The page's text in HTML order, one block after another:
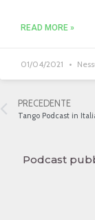
READ MORE »
01/04/2021
PRECEDENTE
Podcast